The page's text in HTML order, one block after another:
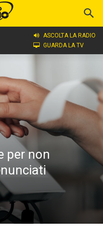
ASCOLTA LA RADIO
GUARDA LA TV
per non